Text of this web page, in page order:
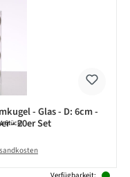
- Glas - D: 6cm -
- 20er Set
Stück)